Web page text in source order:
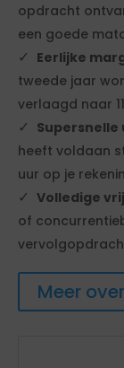
opdracht
een goede
Eerlijke
tweede jaar
verlaagd naar
heeft voldaan
uur op je
Volledige
of
Meer